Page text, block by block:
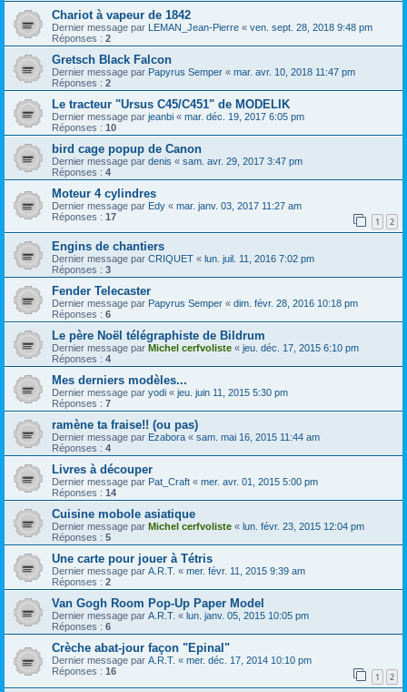
Chariot à vapeur de 1842
Dernier message par LEMAN_Jean-Pierre « ven. sept. 28, 2018 9:48 pm
Réponses : 2
Gretsch Black Falcon
Dernier message par Papyrus Semper « mar. avr. 10, 2018 11:47 pm
Réponses : 2
Le tracteur "Ursus C45/C451" de MODELIK
Dernier message par jeanbi « mar. déc. 19, 2017 6:05 pm
Réponses : 10
bird cage popup de Canon
Dernier message par denis « sam. avr. 29, 2017 3:47 pm
Réponses : 4
Moteur 4 cylindres
Dernier message par Edy « mar. janv. 03, 2017 11:27 am
Réponses : 17 1 2
Engins de chantiers
Dernier message par CRIQUET « lun. juil. 11, 2016 7:02 pm
Réponses : 3
Fender Telecaster
Dernier message par Papyrus Semper « dim. févr. 28, 2016 10:18 pm
Réponses : 6
Le père Noël télégraphiste de Bildrum
Dernier message par Michel cerfvoliste « jeu. déc. 17, 2015 6:10 pm
Réponses : 4
Mes derniers modèles...
Dernier message par yodi « jeu. juin 11, 2015 5:30 pm
Réponses : 7
ramène ta fraise!! (ou pas)
Dernier message par Ezabora « sam. mai 16, 2015 11:44 am
Réponses : 4
Livres à découper
Dernier message par Pat_Craft « mer. avr. 01, 2015 5:00 pm
Réponses : 14
Cuisine mobole asiatique
Dernier message par Michel cerfvoliste « lun. févr. 23, 2015 12:04 pm
Réponses : 5
Une carte pour jouer à Tétris
Dernier message par A.R.T. « mer. févr. 11, 2015 9:39 am
Réponses : 2
Van Gogh Room Pop-Up Paper Model
Dernier message par A.R.T. « lun. janv. 05, 2015 10:05 pm
Réponses : 6
Crèche abat-jour façon "Epinal"
Dernier message par A.R.T. « mer. déc. 17, 2014 10:10 pm
Réponses : 16 1 2